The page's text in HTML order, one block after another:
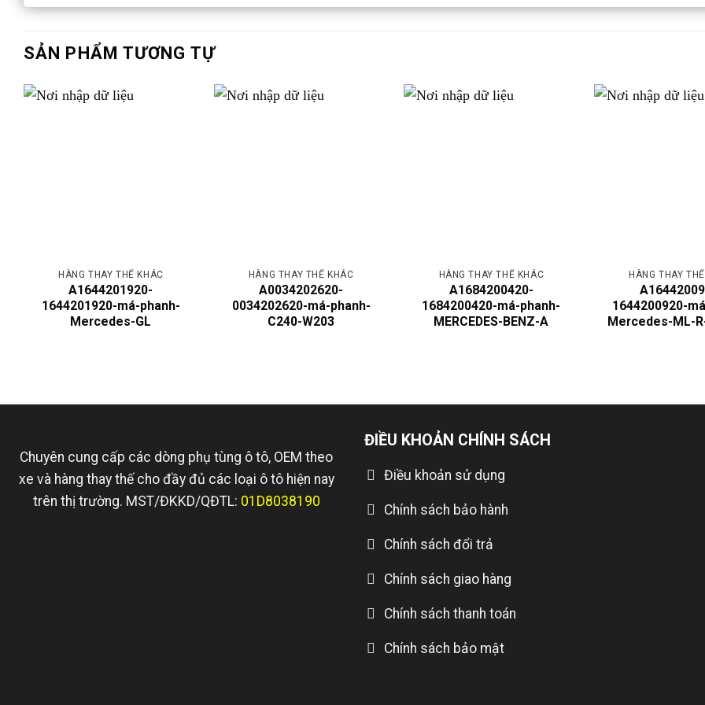
SẢN PHẨM TƯƠNG TỰ
HÀNG THAY THẾ KHÁC
A1644201920-
1644201920-má-phanh-
Mercedes-GL
HÀNG THAY THẾ KHÁC
A0034202620-
0034202620-má-phanh-
C240-W203
HÀNG THAY THẾ KHÁC
A1684200420-
1684200420-má-phanh-
MERCEDES-BENZ-A
HÀNG THAY
1644200920-
Mercedes-ML-
Chuyên cung cấp các dòng phụ tùng ô tô, OEM theo
xe và hàng thay thế cho đầy đủ các loại ô tô hiện nay
trên thị trường. MST/ĐKKD/QĐTL: 01D8038190
ĐIỀU KHOẢN CHÍNH SÁCH
Điều khoản sử dụng
Chính sách bảo hành
Chính sách đổi trả
Chính sách giao hàng
Chính sách thanh toán
Chính sách bảo mật